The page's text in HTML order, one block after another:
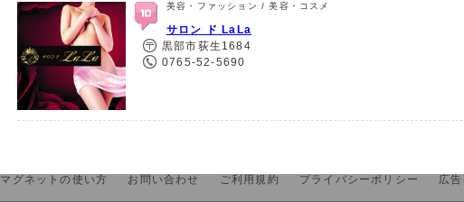
美容・ファッション / 美容・コスメ
サロン ド LaLa
黒部市荻生1684
0765-52-5690
マグネットの使い方 お問い合わせ ご利用規約 プライバシーポリシー 広